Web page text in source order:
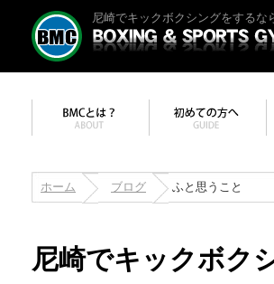
尼崎でキックボクシングをするな
ホーム ブログ ふと思うこと
尼崎でキックボク